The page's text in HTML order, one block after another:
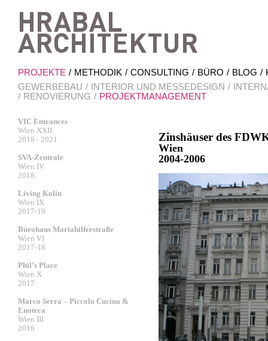
PROJEKTE METHODIK CONSULTING BÜRO BLOG
GEWERBEBAU
INTERIOR UND MESSEDESIGN
RENOVIERUNG
PROJEKTMANAGEMENT
VIC Entrances
Wien XXII
2018 - 2021
SVA-Zentrale
Wien IV
2018
Living Kolin
Wien IX
2017-19
Bürohaus Mariahilferstraße
Wien VI
2017-18
Phil’s Place
Wien X
2017
Marco Serra – Piccolo Cucina &
Enoteca
Wien III
2016
Zinshäuser des
Wien
2004-2006